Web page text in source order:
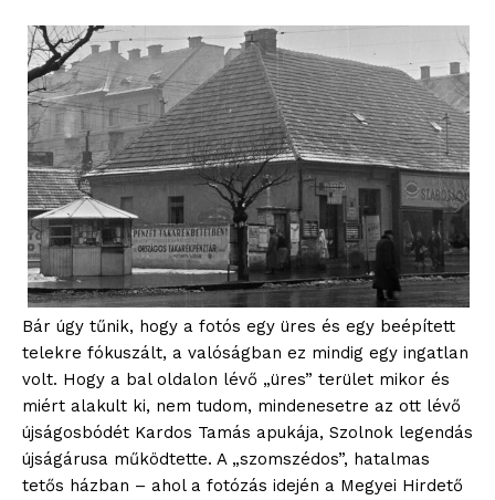
Bár úgy tűnik, hogy a fotós egy üres és egy beépített
telekre fókuszált, a valóságban ez mindig egy ingatlan
volt. Hogy a bal oldalon lévő „üres” terület mikor és
miért alakult ki, nem tudom, mindenesetre az ott lévő
újságosbódét Kardos Tamás apukája, Szolnok legendás
újságárusa működtette. A „szomszédos”, hatalmas
tetős házban – ahol a fotózás idején a Megyei Hirdető